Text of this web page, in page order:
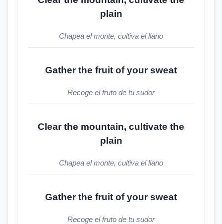
plain
Chapea el monte, cultiva el llano
Gather the fruit of your sweat
Recoge el fruto de tu sudor
Clear the mountain, cultivate the
plain
Chapea el monte, cultiva el llano
Gather the fruit of your sweat
Recoge el fruto de tu sudor